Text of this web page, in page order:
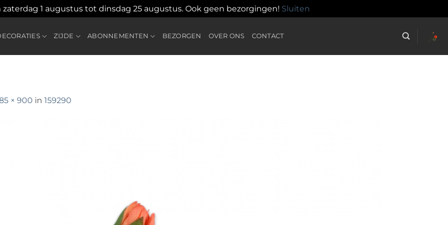
1 augustus tot dinsdag 25 augustus. Ook geen bezorgingen! Sluiten
ZIJDE ABONNEMENTEN BEZORGEN OVER ONS CONTACT
× 900 in 159290